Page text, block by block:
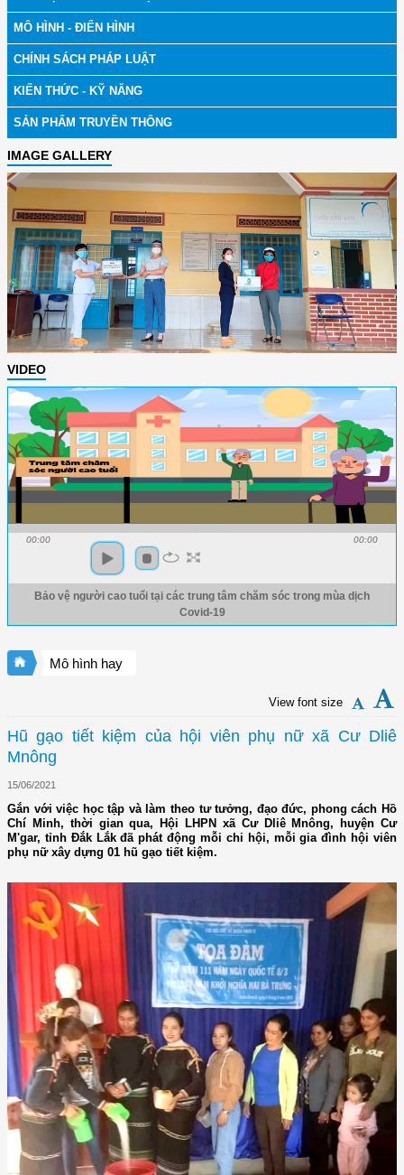
MÔ HÌNH - ĐIỂN HÌNH
CHÍNH SÁCH PHÁP LUẬT
KIẾN THỨC - KỸ NĂNG
SẢN PHẨM TRUYỀN THÔNG
IMAGE GALLERY
VIDEO
00:00 00:00
Bảo vệ người cao tuổi tại các trung tâm chăm sóc trong mùa dịch
Covid-19
Mô hình hay
View font size
Hũ gạo tiết kiệm của hội viên phụ nữ xã Cư Dliê
Mnông
15/06/2021
Gắn với việc học tập và làm theo tư tưởng, đạo đức, phong cách Hồ
Chí Minh, thời gian qua, Hội LHPN xã Cư Dliê Mnông, huyện Cư
M'gar, tỉnh Đắk Lắk đã phát động mỗi chi hội, mỗi gia đình hội viên
phụ nữ xây dựng 01 hũ gạo tiết kiệm.